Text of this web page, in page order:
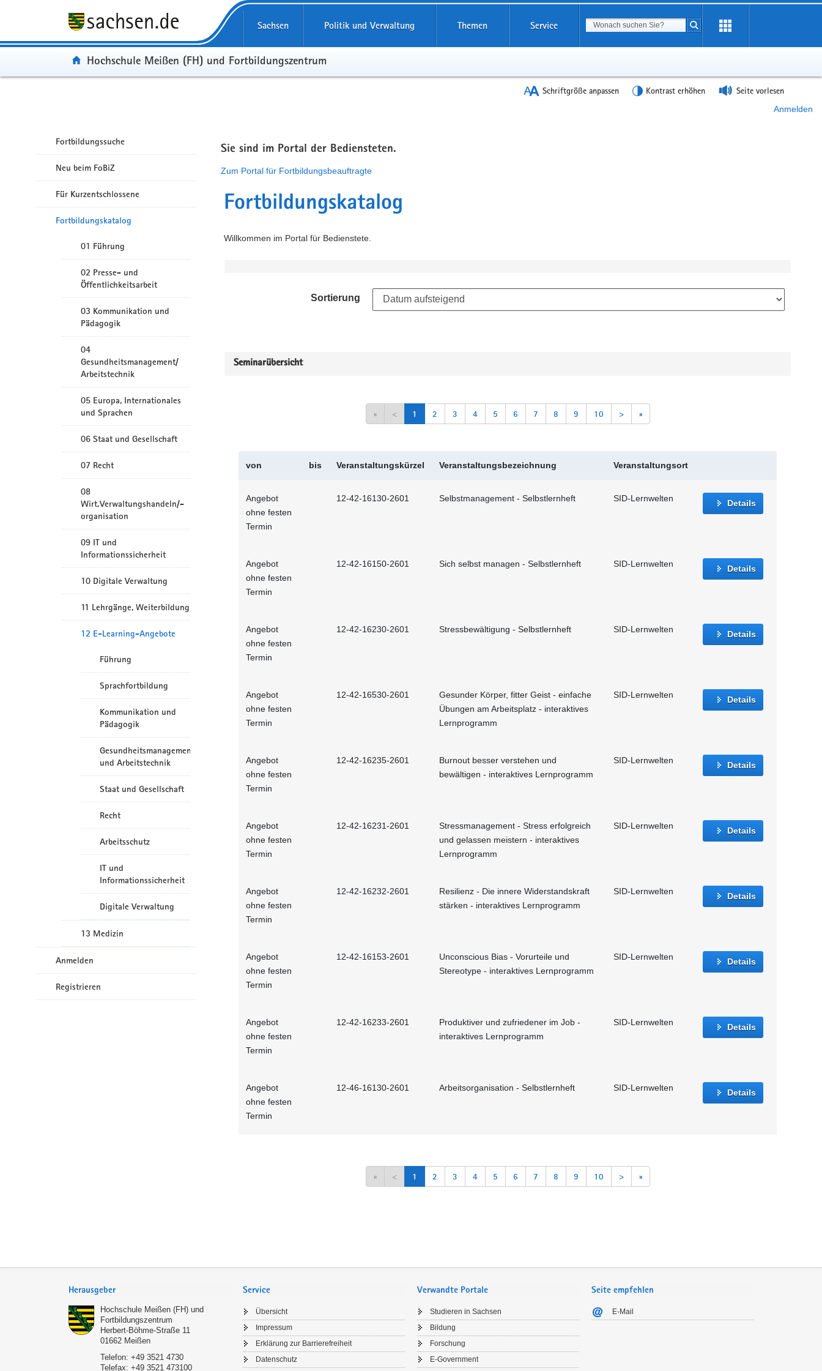
Sachsen Politik und Verwaltung Themen Service Suchbegriff
Suche starten
Portal:
Hochschule Meißen (FH) und Fortbildungszentrum
Schriftgröße anpassen Kontrast erhöhen Seite vorlesen
Anmelden
Fortbildungssuche
Neu beim FoBiZ
Für Kurzentschlossene
Fortbildungskatalog
01 Führung
02 Presse- und
Öffentlichkeitsarbeit
03 Kommunikation und
Pädagogik
04
Gesundheitsmanagement/
Arbeitstechnik
05 Europa, Internationales
und Sprachen
06 Staat und Gesellschaft
07 Recht
08
Wirt.Verwaltungshandeln/-
organisation
09 IT und
Informationssicherheit
10 Digitale Verwaltung
11 Lehrgänge, Weiterbildung
12 E-Learning-Angebote
Führung
Sprachfortbildung
Kommunikation und
Pädagogik
Gesundheitsmanagement
und Arbeitstechnik
Staat und Gesellschaft
Recht
Arbeitsschutz
IT und
Informationssicherheit
Digitale Verwaltung
13 Medizin
Anmelden
Registrieren
Sie sind im Portal der Bediensteten.
Zum Portal für Fortbildungsbeauftragte
Fortbildungskatalog
Willkommen im Portal für Bedienstete.
Sortierung
Seminarübersicht
« < 1 2 3 4 5 6 7 8 9 10 > »
von bis Veranstaltungskürzel Veranstaltungsbezeichnung Veranstaltungsort
Angebot
ohne festen
Termin
12-42-16130-2601 Selbstmanagement - Selbstlernheft SID-Lernwelten Details
Angebot
ohne festen
Termin
12-42-16150-2601 Sich selbst managen - Selbstlernheft SID-Lernwelten Details
Angebot
ohne festen
Termin
12-42-16230-2601 Stressbewältigung - Selbstlernheft SID-Lernwelten Details
Angebot
ohne festen
Termin
12-42-16530-2601
Gesunder Körper, fitter Geist - einfache
Übungen am Arbeitsplatz - interaktives
Lernprogramm
SID-Lernwelten Details
Angebot
ohne festen
Termin
12-42-16235-2601
Burnout besser verstehen und
bewältigen - interaktives Lernprogramm
SID-Lernwelten Details
Angebot
ohne festen
Termin
12-42-16231-2601
Stressmanagement - Stress erfolgreich
und gelassen meistern - interaktives
Lernprogramm
SID-Lernwelten Details
Angebot
ohne festen
Termin
12-42-16232-2601
Resilienz - Die innere Widerstandskraft
stärken - interaktives Lernprogramm
SID-Lernwelten Details
Angebot
ohne festen
Termin
12-42-16153-2601
Unconscious Bias - Vorurteile und
Stereotype - interaktives Lernprogramm
SID-Lernwelten Details
Angebot
ohne festen
Termin
12-42-16233-2601
Produktiver und zufriedener im Job -
interaktives Lernprogramm
SID-Lernwelten Details
Angebot
ohne festen
Termin
12-46-16130-2601 Arbeitsorganisation - Selbstlernheft SID-Lernwelten Details
« < 1 2 3 4 5 6 7 8 9 10 > »
Herausgeber
Hochschule Meißen (FH) und
Fortbildungszentrum
Herbert-Böhme-Straße 11
01662 Meißen
Telefon: +49 3521 4730
Telefax: +49 3521 473100
Service
Übersicht
Impressum
Erklärung zur Barrierefreiheit
Datenschutz
Verwandte Portale
Studieren in Sachsen
Bildung
Forschung
E-Government
Seite empfehlen
E-Mail